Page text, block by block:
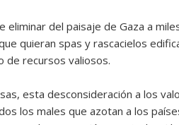
eliminar del paisaje de Gaza a
quieran spas y rascacielos
de recursos valiosos.
esta desconsideración a los
los males que azotan a los